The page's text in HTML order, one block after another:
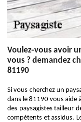
Voulez-vous avoir
vous ? demandez
81190
Si vous cherchez un
dans le 81190 vous aide
des paysagistes tailleur
compétents et assidus.